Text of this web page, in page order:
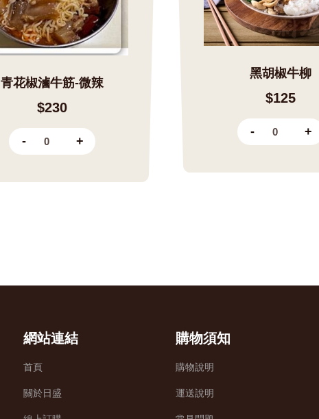
青花椒滷牛筋-微辣
$230
- +
黑胡椒牛柳
$125
- +
網站連結
首頁
關於日盛
購物須知
購物說明
運送說明